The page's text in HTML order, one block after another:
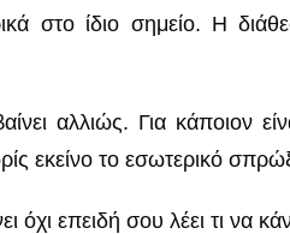
στο ίδιο σημείο. Η
αλλιώς. Για κάποιον
εκείνο το εσωτερικό
όχι επειδή σου λέει τι να